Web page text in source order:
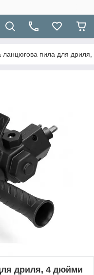
ланцюгова пила для
дриля, 4 дюйми